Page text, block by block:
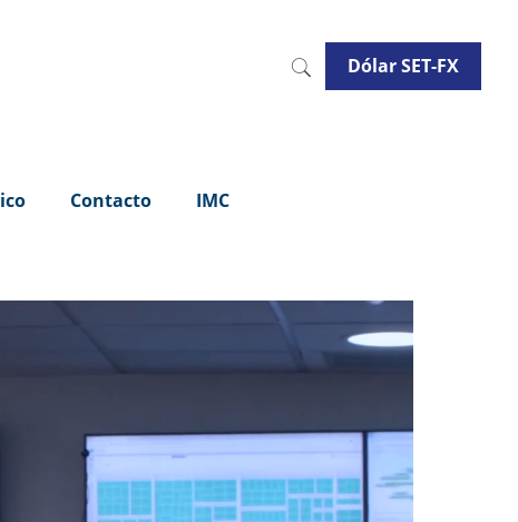
Contacto IMC
Dólar SET-FX